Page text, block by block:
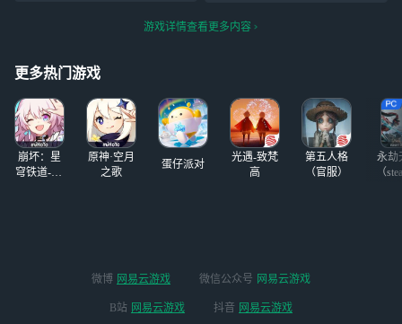
怔了人， ，笑
死！玩原神就是
游戏详情查看更多内容
更多热门游戏
崩坏：星
穹铁道-4.4
原神·空月
之歌
蛋仔派对
光遇-致梵
高
第五人格
（官服）
永劫
（
微博 网易云游戏 微信公众号 网易云游戏
B站 网易云游戏 抖音 网易云游戏